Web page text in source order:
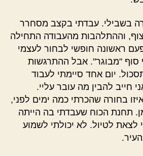
בשבילי. עבדתי בקצב מסחרר
וההתלהבות מהעבודה התחילה
ראשונה חופשי לבחור לעצמי
סוף "מבוגר". אבל ההתרגשות
יום אחד סיימתי לעבוד
חייב להבין מה עובר עליי.
בחורה שהכרתי כמה ימים לפני,
תחנת הכוח שעבדתי בה הייתה
לטיול. לא יכולתי לשמוע